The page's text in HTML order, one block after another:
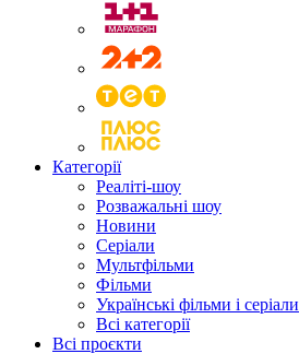
Категорії
Реаліті-шоу
Розважальні шоу
Новини
Серіали
Мультфільми
Фільми
Українські фільми і серіали
Всі категорії
Всі проєкти